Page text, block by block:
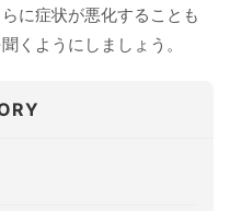
に症状が悪化することも
くようにしましょう。